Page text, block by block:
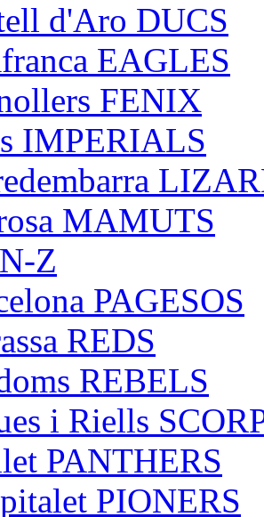
d'Aro DUCS
EAGLES
FENIX
IMPERIALS
MAMUTS
Z
PAGESOS
REDS
REBELS
i Riells
PANTHERS
PIONERS